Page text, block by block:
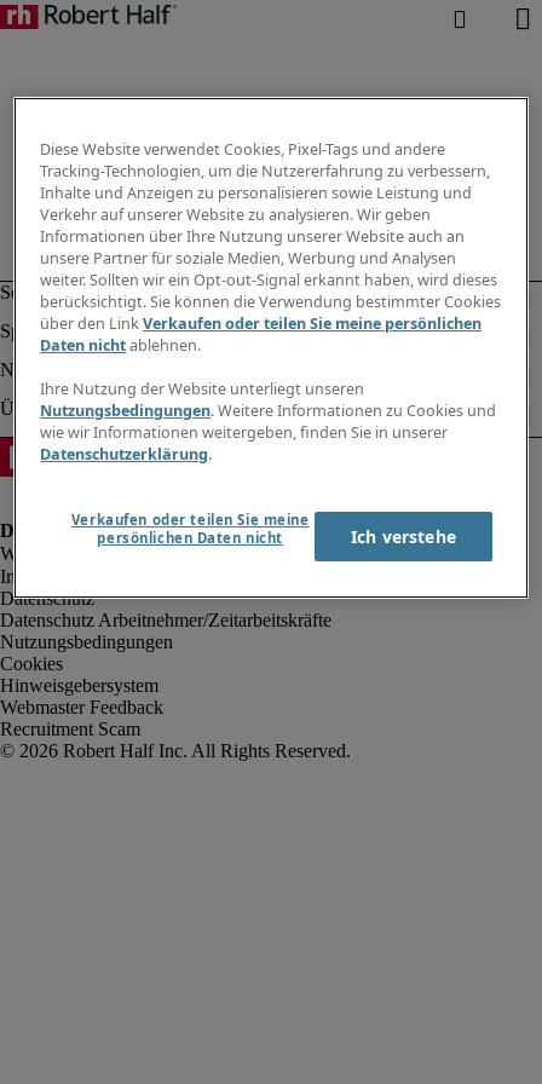
Impressum
Datenschutz
Datenschutz Arbeitnehmer/Zeitarbeitskräfte
Nutzungsbedingungen
Cookies
Hinweisgebersystem
Webmaster Feedback
Recruitment Scam
Diese Website verwendet Cookies, Pixel-Tags und andere
Tracking-Technologien, um die Nutzererfahrung zu verbessern,
Inhalte und Anzeigen zu personalisieren sowie Leistung und
Verkehr auf unserer Website zu analysieren. Wir geben
Informationen über Ihre Nutzung unserer Website auch an
unsere Partner für soziale Medien, Werbung und Analysen
weiter. Sollten wir ein Opt-out-Signal erkannt haben, wird dieses
berücksichtigt. Sie können die Verwendung bestimmter Cookies
über den LinkVerkaufen oder teilen Sie meine persönlichen
Daten nichtablehnen.
Ihre Nutzung der Website unterliegt unseren
Nutzungsbedingungen. Weitere Informationen zu Cookies und
wie wir Informationen weitergeben, finden Sie in unserer
Datenschutzerklärung.
Verkaufen oder teilen Sie meine
persönlichen Daten nicht
Ich verstehe